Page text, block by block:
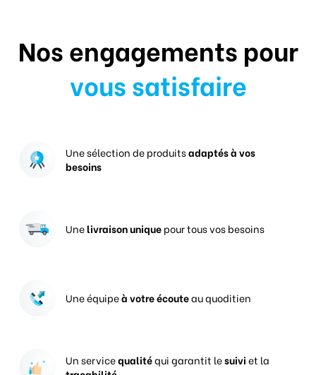
Nos engagements pour
vous satisfaire
Une sélection de produitsadaptés à vos
besoins
Unelivraison uniquepour tous vos besoins
Une équipeà votre écouteau quoditien
Un servicequalitéqui garantit lesuiviet la